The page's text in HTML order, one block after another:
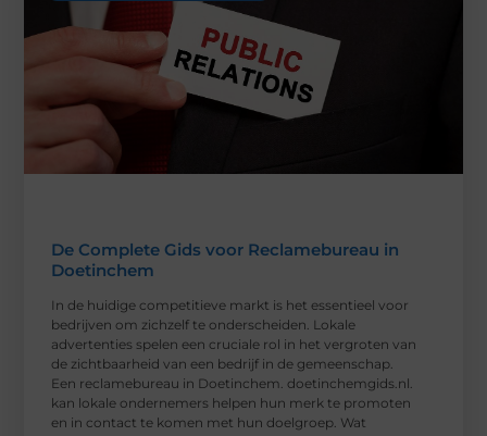
De Complete Gids voor Reclamebureau in
Doetinchem
In de huidige competitieve markt is het essentieel voor
bedrijven om zichzelf te onderscheiden. Lokale
advertenties spelen een cruciale rol in het vergroten van
de zichtbaarheid van een bedrijf in de gemeenschap.
Een reclamebureau in Doetinchem. doetinchemgids.nl.
kan lokale ondernemers helpen hun merk te promoten
en in contact te komen met hun doelgroep. Wat